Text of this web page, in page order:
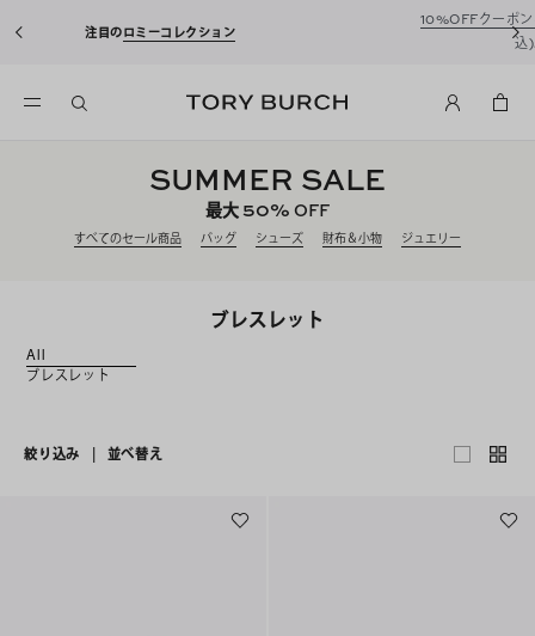
新規アカウント登録*で、20,000円(税
込)以上のお買い物にご利用いただけます。
SUMMER SALE
最大50% OFF
すべてのセール商品 バッグ シューズ 財布＆小物 ジュエリー
ブレスレット
All
ブレスレット
絞り込み 並べ替え